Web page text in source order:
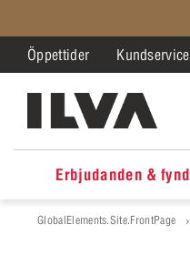
Öppettider Kundservice
Erbjudanden & fynd
GlobalElements.Site.FrontPage